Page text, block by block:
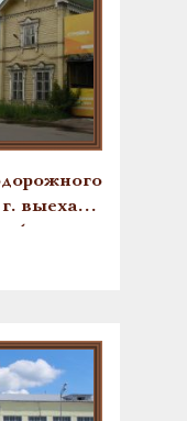
выехали